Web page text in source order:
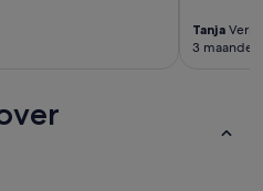
Tanja
3